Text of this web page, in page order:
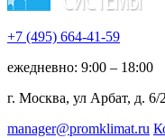
+7 (495) 664-41-59
ежедневно: 9:00 – 18:00
г. Москва, ул Арбат, д. 6/2
manager@promklimat.ru